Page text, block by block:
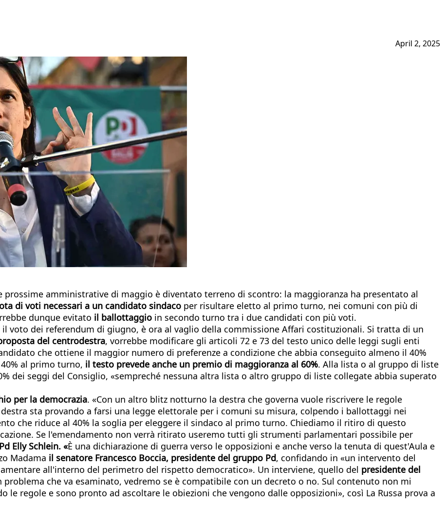
April 2, 2025
prossime amministrative di maggio è diventato terreno di scontro: la maggioranza ha presentato al
di voti necessari a un candidato sindaco per risultare eletto al primo turno, nei comuni con più di
dunque evitato il ballottaggio in secondo turno tra i due candidati con più voti.
voto dei referendum di giugno, è ora al vaglio della commissione Affari costituzionali. Si tratta di un
del centrodestra, vorrebbe modificare gli articoli 72 e 73 del testo unico delle leggi sugli enti
che ottiene il maggior numero di preferenze a condizione che abbia conseguito almeno il 40%
al primo turno, il testo prevede anche un premio di maggioranza al 60%. Alla lista o al gruppo di liste
dei seggi del Consiglio, «sempreché nessuna altra lista o altro gruppo di liste collegate abbia superato
per la democrazia. «Con un altro blitz notturno la destra che governa vuole riscrivere le regole
sta provando a farsi una legge elettorale per i comuni su misura, colpendo i ballottaggi nei
che riduce al 40% la soglia per eleggere il sindaco al primo turno. Chiediamo il ritiro di questo
Se l'emendamento non verrà ritirato useremo tutti gli strumenti parlamentari possibile per
Elly Schlein. «È una dichiarazione di guerra verso le opposizioni e anche verso la tenuta di quest'Aula e
Madama il senatore Francesco Boccia, presidente del gruppo Pd, confidando in «un intervento del
all'interno del perimetro del rispetto democratico». Un interviene, quello del presidente del
che va esaminato, vedremo se è compatibile con un decreto o no. Sul contenuto non mi
le regole e sono pronto ad ascoltare le obiezioni che vengono dalle opposizioni», così La Russa prova a